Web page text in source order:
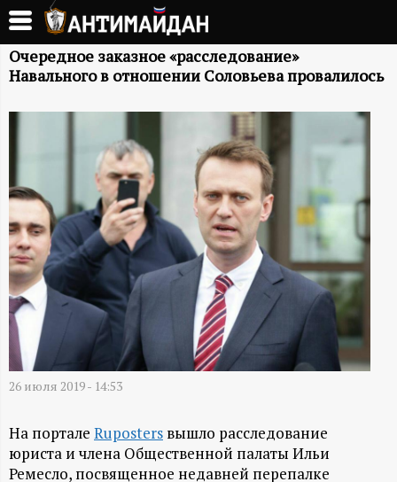
Перейти
основному
содержанию
А
И
М
А
Й
Д
А
Н
Очередное заказное «расследование»
Навального в отношении Соловьева провалилось
26 июля 2019 - 14:53
На портале Ruposters вышло расследование
юриста и члена Общественной палаты Ильи
Ремесло, посвященное недавней перепалке